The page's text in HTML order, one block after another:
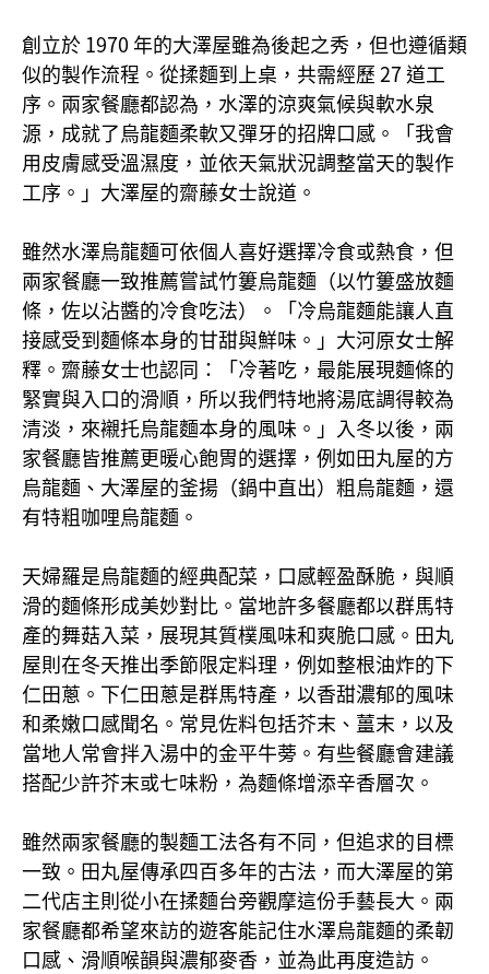
創立於 1970 年的大澤屋雖為後起之秀，但也遵循類
似的製作流程。從揉麵到上桌，共需經歷 27 道工
序。兩家餐廳都認為，水澤的涼爽氣候與軟水泉
源，成就了烏龍麵柔軟又彈牙的招牌口感。「我會
用皮膚感受溫濕度，並依天氣狀況調整當天的製作
工序。」大澤屋的齋藤女士說道。
雖然水澤烏龍麵可依個人喜好選擇冷食或熱食，但
兩家餐廳一致推薦嘗試竹簍烏龍麵（以竹簍盛放麵
條，佐以沾醬的冷食吃法）。「冷烏龍麵能讓人直
接感受到麵條本身的甘甜與鮮味。」大河原女士解
釋。齋藤女士也認同：「冷著吃，最能展現麵條的
緊實與入口的滑順，所以我們特地將湯底調得較為
清淡，來襯托烏龍麵本身的風味。」入冬以後，兩
家餐廳皆推薦更暖心飽胃的選擇，例如田丸屋的方
烏龍麵、大澤屋的釜揚（鍋中直出）粗烏龍麵，還
有特粗咖哩烏龍麵。
天婦羅是烏龍麵的經典配菜，口感輕盈酥脆，與順
滑的麵條形成美妙對比。當地許多餐廳都以群馬特
產的舞菇入菜，展現其質樸風味和爽脆口感。田丸
屋則在冬天推出季節限定料理，例如整根油炸的下
仁田蔥。下仁田蔥是群馬特產，以香甜濃郁的風味
和柔嫩口感聞名。常見佐料包括芥末、薑末，以及
當地人常會拌入湯中的金平牛蒡。有些餐廳會建議
搭配少許芥末或七味粉，為麵條增添辛香層次。
雖然兩家餐廳的製麵工法各有不同，但追求的目標
一致。田丸屋傳承四百多年的古法，而大澤屋的第
二代店主則從小在揉麵台旁觀摩這份手藝長大。兩
家餐廳都希望來訪的遊客能記住水澤烏龍麵的柔韌
口感、滑順喉韻與濃郁麥香，並為此再度造訪。